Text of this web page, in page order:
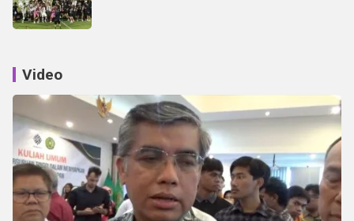
Video